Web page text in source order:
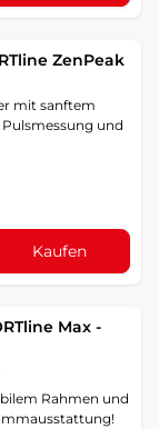
ZenPeak
mit sanftem
Pulsmessung und
Kaufen
Max -
Rahmen und